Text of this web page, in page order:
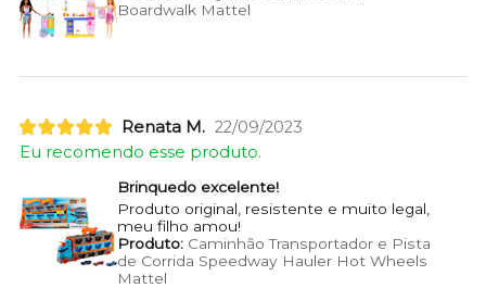
Boardwalk Mattel
Renata M. 22/09/2023
Eu recomendo esse produto.
Brinquedo excelente!
Produto original, resistente e muito legal,
meu filho amou!
Produto:Caminhão Transportador e Pista
de Corrida Speedway Hauler Hot Wheels
Mattel